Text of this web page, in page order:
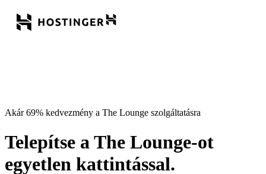
Akár 69% kedvezmény a The Lounge szolgáltatásra
Telepítse a The Lounge-ot
egyetlen kattintással.